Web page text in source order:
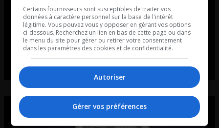
Certains fournisseurs sont susceptibles de traiter vos
données à caractère personnel sur la base de l'intérêt
légitime. Vous pouvez vous y opposer en gérant vos options
ci-dessous. Recherchez un lien en bas de cette page ou dans
le menu du site pour gérer ou retirer votre consentement
dans les paramètres des cookies et de confidentialité.
Autoriser
Gérer vos préférences